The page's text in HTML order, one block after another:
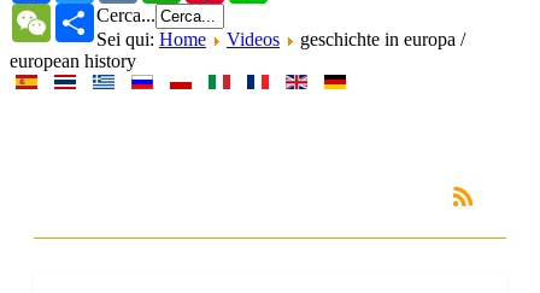
WeChatShare
Cerca...
Sei qui: Home Videos
geschichte in europa /
european history